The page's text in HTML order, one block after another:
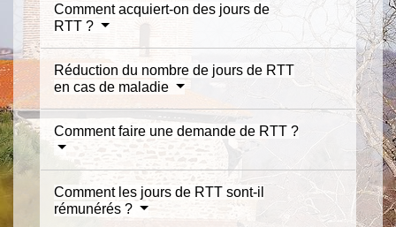
Comment acquiert-on des jours de
RTT ?
Réduction du nombre de jours de RTT
en cas de maladie
Comment faire une demande de RTT ?
Comment les jours de RTT sont-il
rémunérés ?